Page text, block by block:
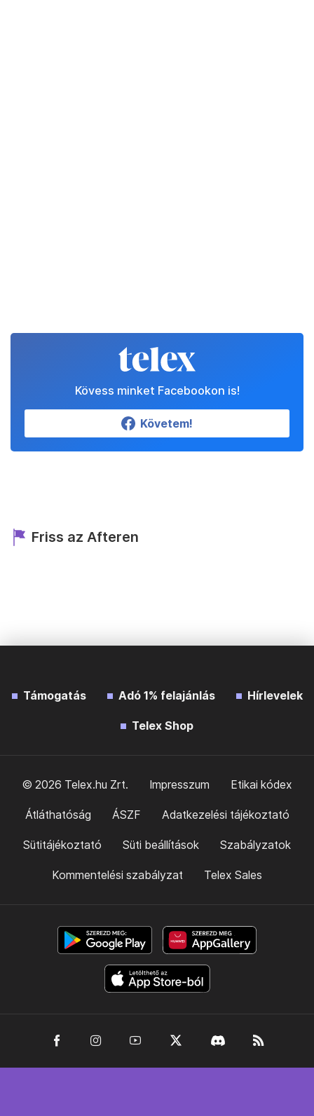
Kövess minket Facebookon is!
Követem!
Friss az Afteren
Támogatás Adó 1% felajánlás Hírlevelek
Telex Shop
© 2026 Telex.hu Zrt. Impresszum Etikai kódex
Átláthatóság ÁSZF Adatkezelési tájékoztató
Sütitájékoztató Süti beállítások Szabályzatok
Kommentelési szabályzat Telex Sales